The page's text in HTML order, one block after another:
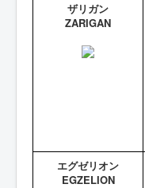
ザリガン
ZARIGAN
エグゼリオン
EGZELION